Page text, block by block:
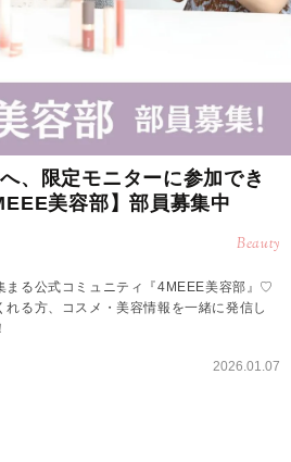
、限定モニターに参加でき
美容部】部員募集中
Beauty
まる公式コミュニティ『4MEEE美容部』♡
れる方、コスメ・美容情報を一緒に発信し
2026.01.07